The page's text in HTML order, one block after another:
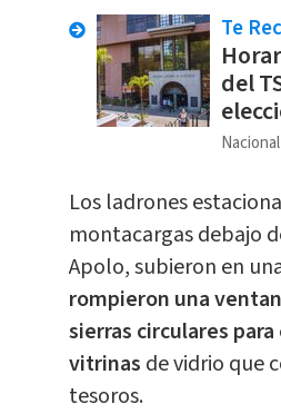
Te
del
Nacional
Los ladrones
montacargas debajo
Apolo, subieron en
rompieron una
sierras circulares
vitrinas de vidrio que
tesoros.